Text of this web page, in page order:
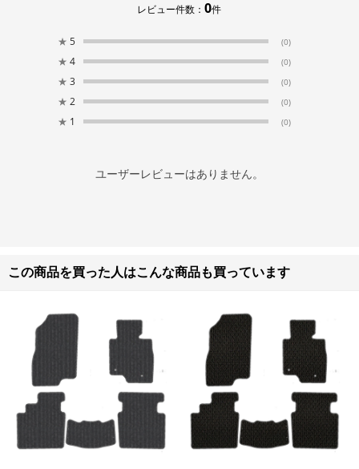
レビュー件数：0件
★ 5 (0)
★ 4 (0)
★ 3 (0)
★ 2 (0)
★ 1 (0)
ユーザーレビューはありません。
この商品を買った人はこんな商品も買っています